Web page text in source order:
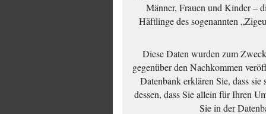
Männer, Frauen und Kinder –
Häftlinge des sogenannten
Diese Daten wurden zum
gegenüber den Nachkommen
Datenbank erklären Sie, dass sie
dessen, dass Sie allein für Ihren
Sie in der